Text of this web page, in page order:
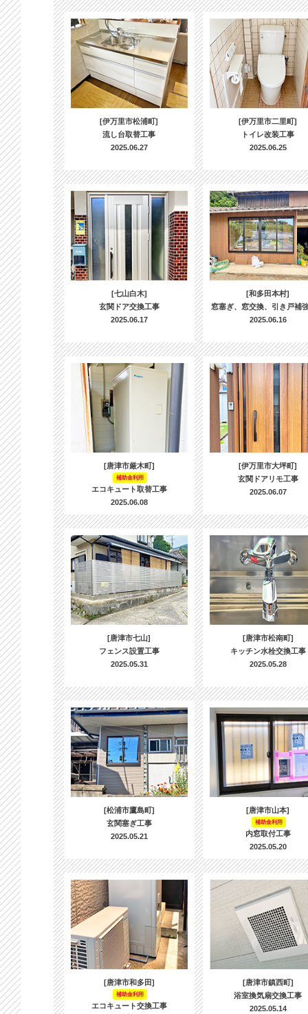
[伊万里市松浦町]
流し台取替工事
2025.06.27
[伊万里市二里町]
トイレ改装工事
2025.06.25
[七山白木]
玄関ドア交換工事
2025.06.17
[和多田本村]
窓塞ぎ、窓交換、引き戸補
2025.06.16
[唐津市厳木町]
補助金利用
エコキュート取替工事
2025.06.08
[伊万里市大坪町]
玄関ドアリモ工事
2025.06.07
[唐津市七山]
フェンス設置工事
2025.05.31
[唐津市松南町]
キッチン水栓交換工事
2025.05.28
[松浦市鷹島町]
玄関塞ぎ工事
2025.05.21
[唐津市山本]
補助金利用
内窓取付工事
2025.05.20
[唐津市和多田]
補助金利用
エコキュート交換工事
[唐津市鎮西町]
浴室換気扇交換工事
2025.05.14